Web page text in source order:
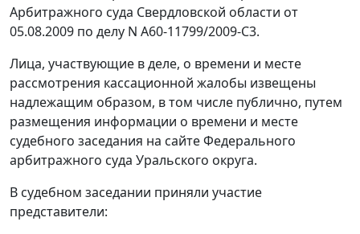
Арбитражного суда Свердловской области от
05.08.2009 по делу N А60-11799/2009-С3.
Лица, участвующие в деле, о времени и месте
рассмотрения кассационной жалобы извещены
надлежащим образом, в том числе публично, путем
размещения информации о времени и месте
судебного заседания на сайтеФедерального
арбитражного суда Уральского округа.
В судебном заседании приняли участие
представители: